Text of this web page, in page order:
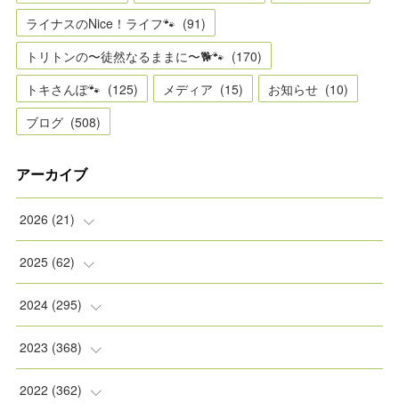
ライナスのNice！ライフ🐾 (91)
トリトンの〜徒然なるままに〜🐕🐾 (170)
トキさんぽ🐾 (125) メディア (15) お知らせ (10)
ブログ (508)
アーカイブ
2026 (21)
(2)
(2)
(2)
(5)
2025 (62)
(8)
(5)
(9)
2024 (295)
(8)
(11)
2023 (368)
(31)
2022 (362)